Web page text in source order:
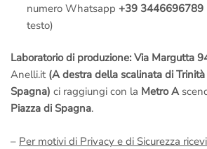
numero Whatsapp +39 3446696789
testo)
Laboratorio di produzione: Via Margutta
Anelli.it(A destra della scalinata di
Spagna) ci raggiungi con la Metro A
Piazza di Spagna.
– Per motivi di Privacy e di Sicurezza